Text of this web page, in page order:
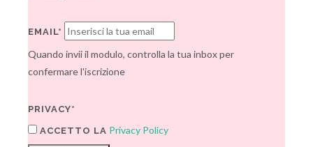
EMAIL*
Quando invii il modulo, controlla la tua inbox per
confermare l'iscrizione
PRIVACY*
ACCETTO LA Privacy Policy